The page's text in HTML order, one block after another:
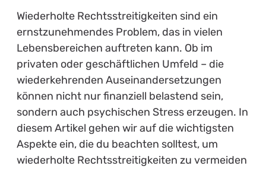
Wiederholte Rechtsstreitigkeiten sind ein
ernstzunehmendes Problem, das in vielen
Lebensbereichen auftreten kann. Ob im
privaten oder geschäftlichen Umfeld – die
wiederkehrenden Auseinandersetzungen
können nicht nur finanziell belastend sein,
sondern auch psychischen Stress erzeugen. In
diesem Artikel gehen wir auf die wichtigsten
Aspekte ein, die du beachten solltest, um
wiederholte Rechtsstreitigkeiten zu vermeiden